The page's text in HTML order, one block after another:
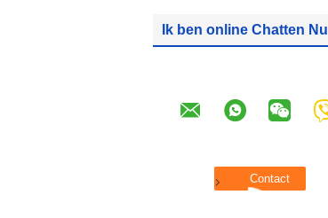
Ik ben online Chatten Nu